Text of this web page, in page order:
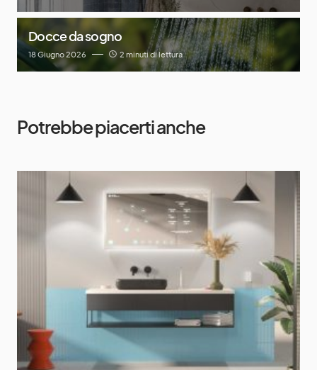
Docce da sogno
18 Giugno 2026 2 minuti di lettura
Potrebbe piacerti anche